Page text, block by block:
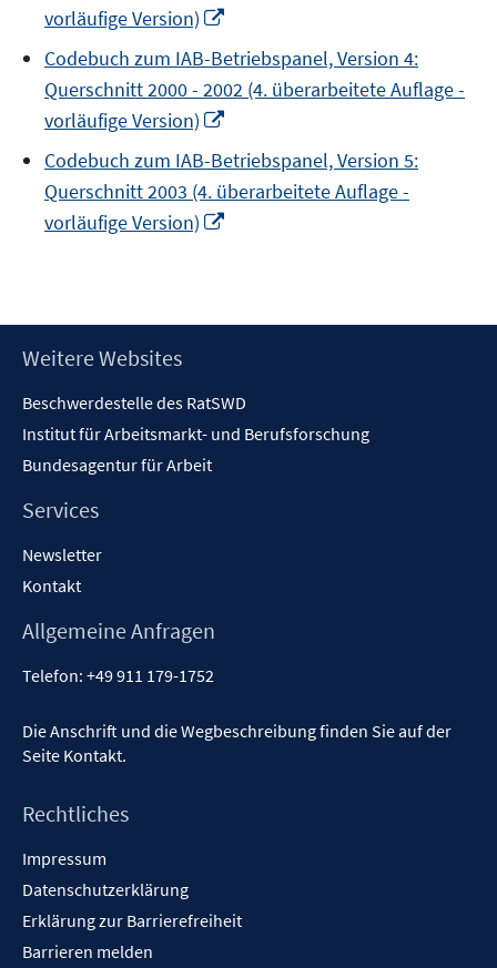
vorläufige Version)
Fenster
öffnen
Codebuch zum IAB-Betriebspanel, Version 4:
Querschnitt 2000 - 2002 (4. überarbeitete Auflage -
vorläufige Version)
Fenster
öffnen
Codebuch zum IAB-Betriebspanel, Version 5:
Querschnitt 2003 (4. überarbeitete Auflage -
vorläufige Version)
Footer
Weitere Websites
Beschwerdestelle des RatSWD
Institut für Arbeitsmarkt- und Berufsforschung
Bundesagentur für Arbeit
Services
Newsletter
Kontakt
Allgemeine Anfragen
Telefon: +49 911 179-1752
Die Anschrift und die Wegbeschreibung finden Sie auf der
Seite Kontakt.
Rechtliches
Impressum
Datenschutzerklärung
Erklärung zur Barrierefreiheit
Barrieren melden